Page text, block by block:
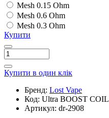
Mesh 0.15 Ohm
Mesh 0.6 Ohm
Mesh 0.3 Ohm
Купити
Купити в один клік
Бренд: Lost Vape
Код: Ultra BOOST COIL
Артикул: dr-2908